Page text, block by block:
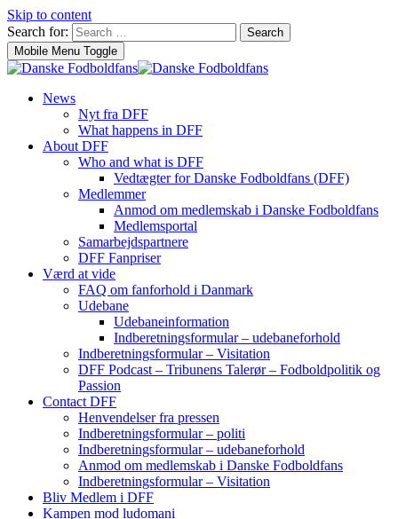
Skip to content
Search for:
Search
Mobile Menu Toggle
News
Nyt fra DFF
What happens in DFF
About DFF
Who and what is DFF
Vedtægter for Danske Fodboldfans (DFF)
Medlemmer
Anmod om medlemskab i Danske Fodboldfans
Medlemsportal
Samarbejdspartnere
DFF Fanpriser
Værd at vide
FAQ om fanforhold i Danmark
Udebane
Udebaneinformation
Indberetningsformular – udebaneforhold
Indberetningsformular – Visitation
DFF Podcast – Tribunens Talerør – Fodboldpolitik og
Passion
Contact DFF
Henvendelser fra pressen
Indberetningsformular – politi
Indberetningsformular – udebaneforhold
Anmod om medlemskab i Danske Fodboldfans
Indberetningsformular – Visitation
Bliv Medlem i DFF
Kampen mod ludomani